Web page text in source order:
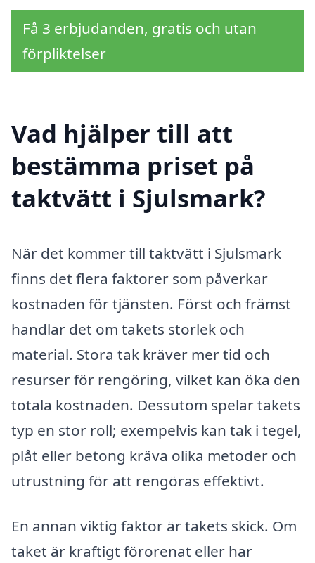
Få 3 erbjudanden, gratis och utan
förpliktelser
Vad hjälper till att
bestämma priset på
taktvätt i Sjulsmark?
När det kommer till taktvätt i Sjulsmark
finns det flera faktorer som påverkar
kostnaden för tjänsten. Först och främst
handlar det om takets storlek och
material. Stora tak kräver mer tid och
resurser för rengöring, vilket kan öka den
totala kostnaden. Dessutom spelar takets
typ en stor roll; exempelvis kan tak i tegel,
plåt eller betong kräva olika metoder och
utrustning för att rengöras effektivt.
En annan viktig faktor är takets skick. Om
taket är kraftigt förorenat eller har